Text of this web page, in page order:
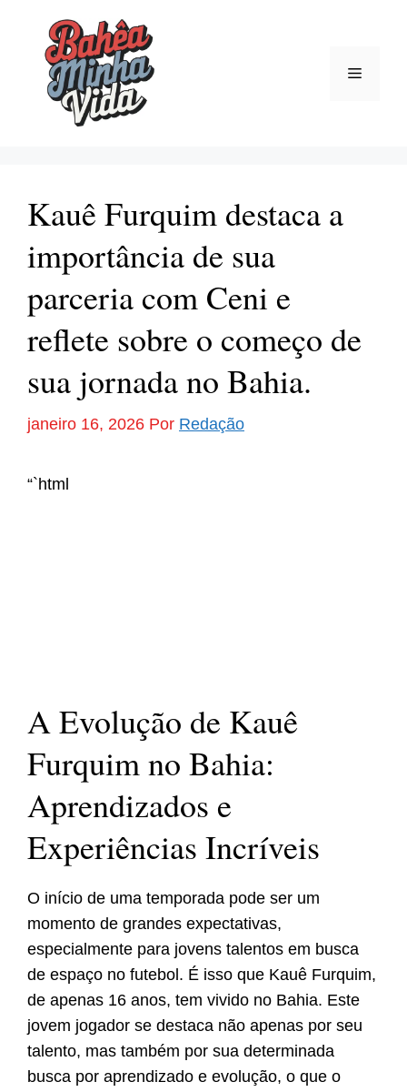
conteúdo
Menu
Kauê Furquim destaca a
importância de sua
parceria com Ceni e
reflete sobre o começo de
sua jornada no Bahia.
janeiro 16, 2026 Por Redação
“`html
A Evolução de Kauê
Furquim no Bahia:
Aprendizados e
Experiências Incríveis
O início de uma temporada pode ser um
momento de grandes expectativas,
especialmente para jovens talentos em busca
de espaço no futebol. É isso que Kauê Furquim,
de apenas 16 anos, tem vivido no Bahia. Este
jovem jogador se destaca não apenas por seu
talento, mas também por sua determinada
busca por aprendizado e evolução, o que o